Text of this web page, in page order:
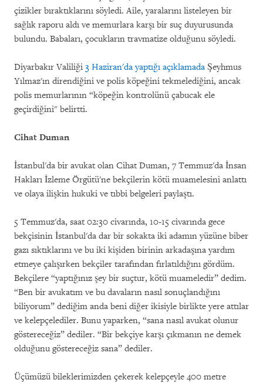
çizikler bıraktıklarını söyledi. Aile, yaralarını listeleyen bir
sağlık raporu aldı ve memurlara karşı bir suç duyurusunda
bulundu. Babaları, çocukların travmatize olduğunu söyledi.
Diyarbakır Valiliği 3 Haziran'da yaptığı açıklamada Şeyhmus
Yılmaz'ın direndiğini ve polis köpeğini tekmelediğini, ancak
polis memurlarının “köpeğin kontrolünü çabucak ele
geçirdiğini" belirtti.
Cihat Duman
İstanbul'da bir avukat olan Cihat Duman, 7 Temmuz'da İnsan
Hakları İzleme Örgütü'ne bekçilerin kötü muamelesini anlattı
ve olaya ilişkin hukuki ve tıbbi belgeleri paylaştı.
5 Temmuz'da, saat 02:30 civarında, 10-15 civarında gece
bekçisinin İstanbul'da dar bir sokakta iki adamın yüzüne biber
gazı sıktıklarını ve bu iki kişiden birinin arkadaşına yardım
etmeye çalışırken bekçiler tarafından fırlatıldığını gördüm.
Bekçilere “yaptığınız şey bir suçtur, kötü muameledir” dedim.
“Ben bir avukatım ve bu davaların nasıl sonuçlandığını
biliyorum” dediğim anda beni diğer ikisiyle birlikte yere attılar
ve kelepçelediler. Bunu yaparken, “sana nasıl avukat olunur
göstereceğiz” dediler. “Bir bekçiye karşı çıkmanın ne demek
olduğunu göstereceğiz sana” dediler.
Üçümüzü bileklerimizden çekerek kelepçeyle 400 metre